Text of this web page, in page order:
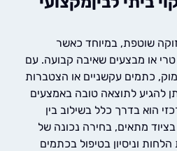
במיוחד כאשר
שאיבה קבועה. עם
עקשניים או הצטברות
לתוצאה טובה באמצעים
כלל בשילוב בין
בחירה נכונה של
בטיפול בכתמים